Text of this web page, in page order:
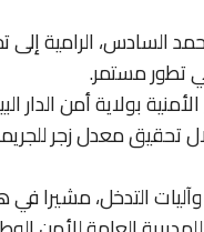
السادس، الرامية إلى
تطور مستمر.
إلى 16 أبريل 2026، حرصت المصالح الأمنية بولاية أمن
تحقيق معدل زجر
التدخل، مشيرا في